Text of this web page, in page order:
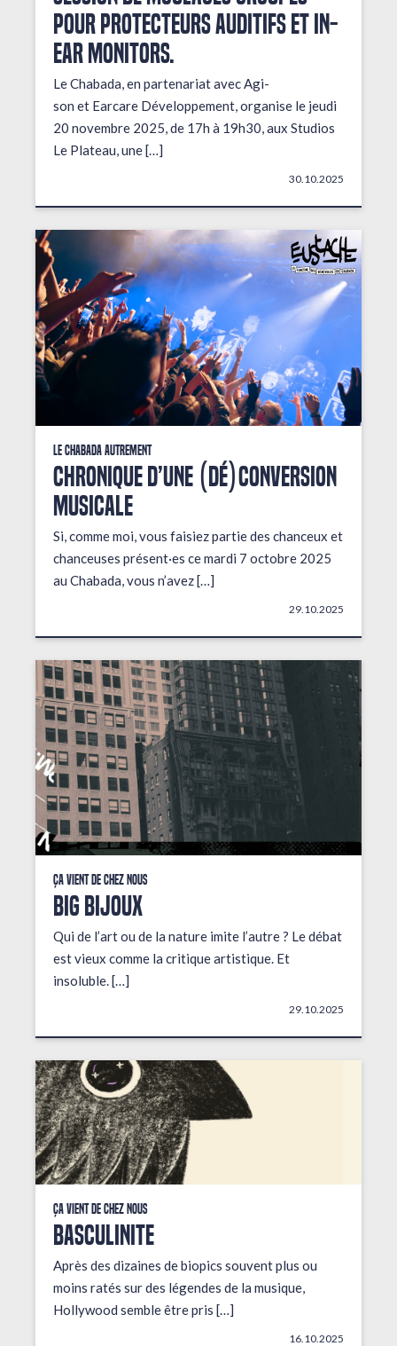
pour protecteurs auditifs et in-
ear monitors.
Le Chabada, en partenariat avec Agi-
son et Earcare Développement, organise le jeudi
20 novembre 2025, de 17h à 19h30, aux Studios
Le Plateau, une […]
30.10.2025
Le Chabada autrement
Chronique d’une (dé)conversion
musicale
Si, comme moi, vous faisiez partie des chanceux et
chanceuses présent·es ce mardi 7 octobre 2025
au Chabada, vous n’avez […]
29.10.2025
Ça vient de chez nous
BIG BIJOUX
Qui de l’art ou de la nature imite l’autre ? Le débat
est vieux comme la critique artistique. Et
insoluble. […]
29.10.2025
Ça vient de chez nous
BASCULINITE
Après des dizaines de biopics souvent plus ou
moins ratés sur des légendes de la musique,
Hollywood semble être pris […]
16.10.2025